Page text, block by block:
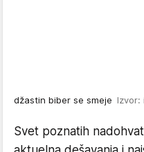
džastin biber se smeje Izvor:
Svet poznatih